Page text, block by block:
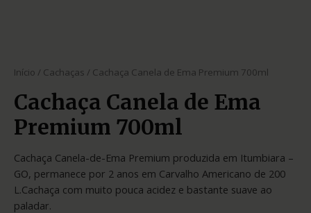
Início / Cachaças / Cachaça Canela de Ema Premium 700ml
Cachaça Canela de Ema
Premium 700ml
Cachaça Canela-de-Ema Premium produzida em Itumbiara –
GO, permanece por 2 anos em Carvalho Americano de 200
L.Cachaça com muito pouca acidez e bastante suave ao
paladar.